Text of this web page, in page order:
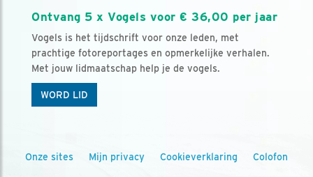
Ontvang 5 x Vogels voor € 36,00 per jaar
Vogels is het tijdschrift voor onze leden, met
prachtige fotoreportages en opmerkelijke verhalen.
Met jouw lidmaatschap help je de vogels.
WORD LID
Onze sites Mijn privacy Cookieverklaring Colofon